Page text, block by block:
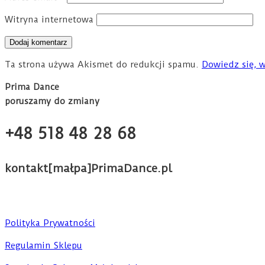
Witryna internetowa
Ta strona używa Akismet do redukcji spamu. Dowiedz się,
Prima Dance
poruszamy do zmiany
+48 518 48 28 68
kontakt[małpa]PrimaDance.pl
Polityka Prywatności
Regulamin Sklepu